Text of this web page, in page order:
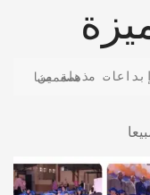
قم بزيارة متجرنا لمشاهدة إبداعات مذهلة من مصممينا